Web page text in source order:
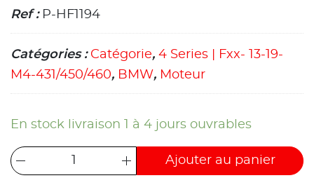
Ref : P-HF1194
Catégories : Catégorie, 4 Series | Fxx- 13-19-
M4-431/450/460, BMW, Moteur
En stock livraison 1 à 4 jours ouvrables
Ajouter au panier